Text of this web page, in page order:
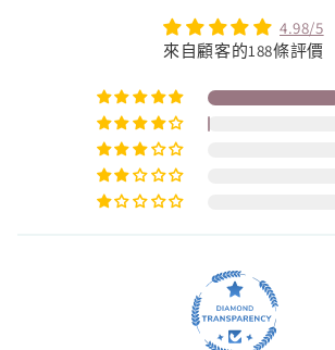
4.98/5
來自顧客的188條評價